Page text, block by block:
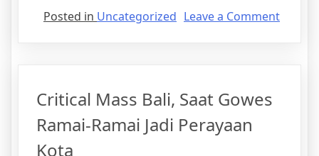
Posted in Uncategorized Leave a Comment
Critical Mass Bali, Saat Gowes
Ramai-Ramai Jadi Perayaan
Kota